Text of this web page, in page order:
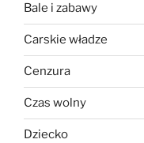
Bale i zabawy
Carskie władze
Cenzura
Czas wolny
Dziecko